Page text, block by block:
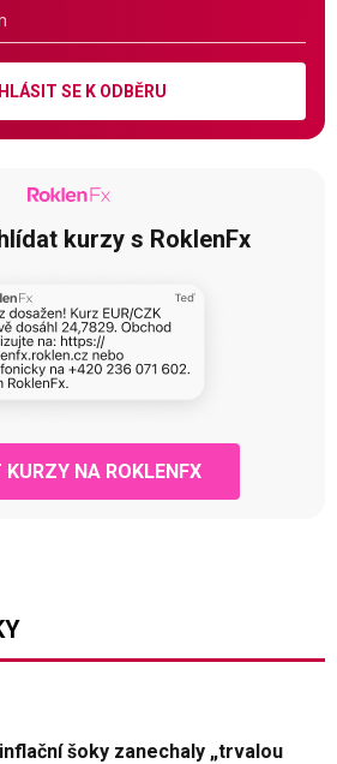
SE K ODBĚRU
kurzy s RoklenFx
KURZY NA ROKLENFX
šoky zanechaly „trvalou